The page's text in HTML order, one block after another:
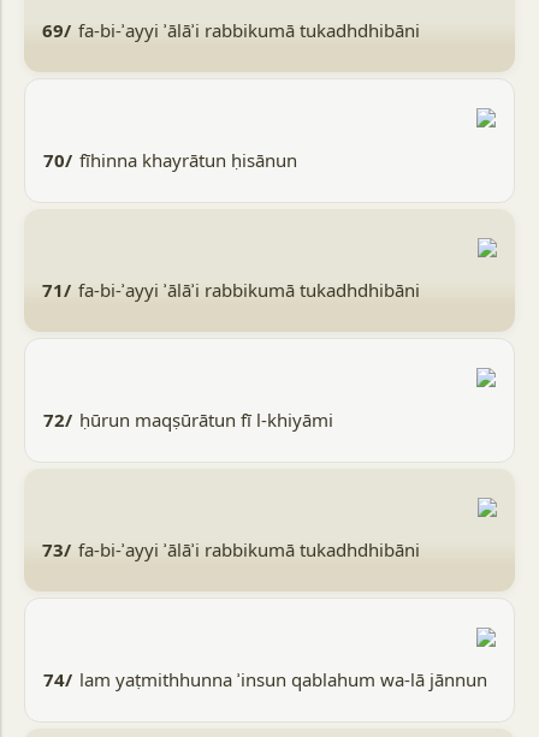
69/ fa-bi-ʾayyi ʾālāʾi rabbikumā tukadhdhibāni
70/ fīhinna khayrātun ḥisānun
71/ fa-bi-ʾayyi ʾālāʾi rabbikumā tukadhdhibāni
72/ ḥūrun maqṣūrātun fī l-khiyāmi
73/ fa-bi-ʾayyi ʾālāʾi rabbikumā tukadhdhibāni
74/ lam yaṭmithhunna ʾinsun qablahum wa-lā jānnun